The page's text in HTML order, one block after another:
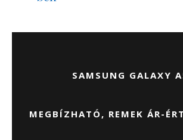
SAMSUNG GALAXY
MEGBÍZHATÓ, REMEK ÁR-